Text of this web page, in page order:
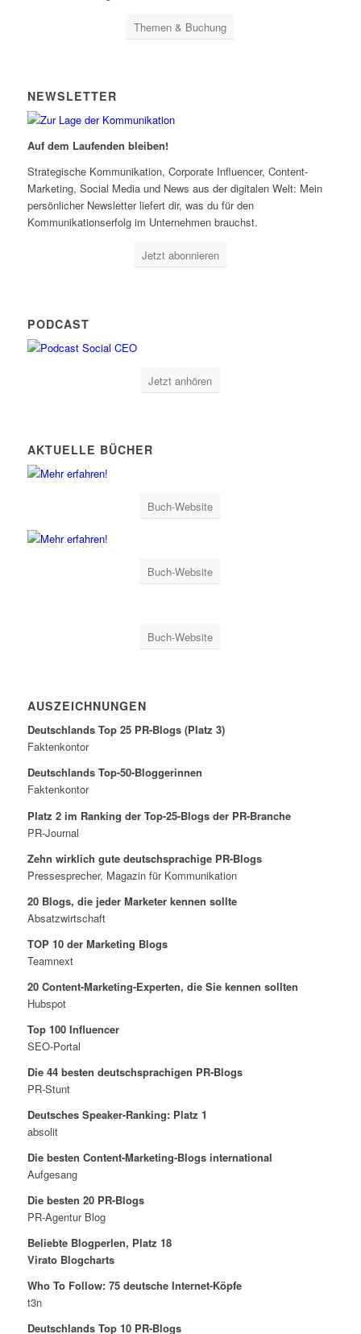
Themen & Buchung
NEWSLETTER
Auf dem Laufenden bleiben!
Strategische Kommunikation, Corporate Influencer, Content-
Marketing, Social Media und News aus der digitalen Welt: Mein
persönlicher Newsletter liefert dir, was du für den
Kommunikationserfolg im Unternehmen brauchst.
Jetzt abonnieren
PODCAST
Jetzt anhören
AKTUELLE BÜCHER
Buch-Website
Buch-Website
Buch-Website
AUSZEICHNUNGEN
Deutschlands Top 25 PR-Blogs (Platz 3)
Faktenkontor
Deutschlands Top-50-Bloggerinnen
Faktenkontor
Platz 2 im Ranking der Top-25-Blogs der PR-Branche
PR-Journal
Zehn wirklich gute deutschsprachige PR-Blogs
Pressesprecher, Magazin für Kommunikation
20 Blogs, die jeder Marketer kennen sollte
Absatzwirtschaft
TOP 10 der Marketing Blogs
Teamnext
20 Content-Marketing-Experten, die Sie kennen sollten
Hubspot
Top 100 Influencer
SEO-Portal
Die 44 besten deutschsprachigen PR-Blogs
PR-Stunt
Deutsches Speaker-Ranking: Platz 1
absolit
Die besten Content-Marketing-Blogs international
Aufgesang
Die besten 20 PR-Blogs
PR-Agentur Blog
Beliebte Blogperlen, Platz 18
Virato Blogcharts
Who To Follow: 75 deutsche Internet-Köpfe
t3n
Deutschlands Top 10 PR-Blogs